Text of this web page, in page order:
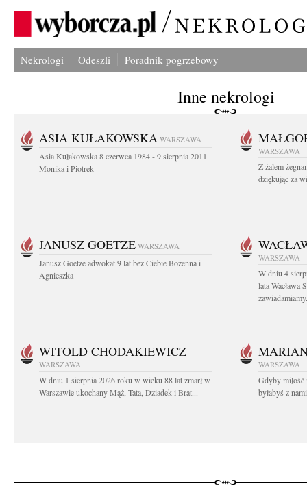
Nekrologi Odeszli Poradnik pogrzebowy
Inne nekrologi
ASIA KUŁAKOWSKA WARSZAWA
Asia Kułakowska 8 czerwca 1984 - 9 sierpnia 2011
Monika i Piotrek
WARSZAWA
Z żalem
dziękując za
JANUSZ GOETZE WARSZAWA
Janusz Goetze adwokat 9 lat bez Ciebie Bożenna i
Agnieszka
WARSZAWA
W dniu 4
lata Wacława
WITOLD CHODAKIEWICZ
WARSZAWA
W dniu 1 sierpnia 2026 roku w wieku 88 lat zmarł w
Warszawie ukochany Mąż, Tata, Dziadek i Brat...
WARSZAWA
Gdyby miłość
byłabyś z